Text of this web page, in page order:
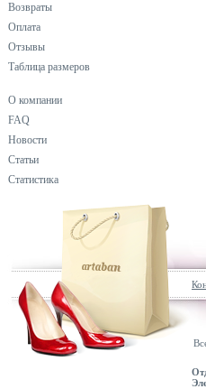
Возвраты
Оплата
Отзывы
Таблица размеров
О компании
FAQ
Новости
Статьи
Статистика